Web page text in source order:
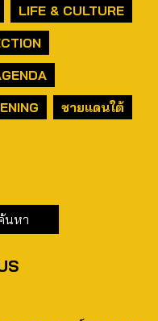
LIFE & CULTURE
ชายแดนใต้